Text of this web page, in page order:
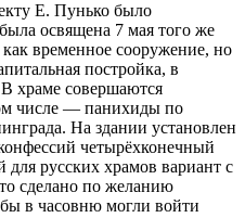
Е. Пунько было
освящена 7 мая того же
как временное сооружение, но
постройка, в
В храме совершаются
числе — панихиды по
На здании установлен
четырёхконечный
для русских храмов вариант с
сделано по желанию
в часовню могли войти